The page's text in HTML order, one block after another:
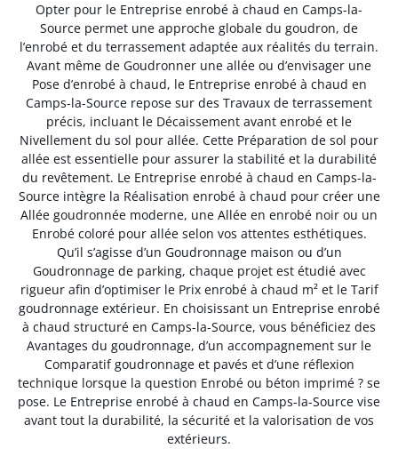
Opter pour le Entreprise enrobé à chaud en Camps-la-
Source permet une approche globale du goudron, de
l’enrobé et du terrassement adaptée aux réalités du terrain.
Avant même de Goudronner une allée ou d’envisager une
Pose d’enrobé à chaud, le Entreprise enrobé à chaud en
Camps-la-Source repose sur des Travaux de terrassement
précis, incluant le Décaissement avant enrobé et le
Nivellement du sol pour allée. Cette Préparation de sol pour
allée est essentielle pour assurer la stabilité et la durabilité
du revêtement. Le Entreprise enrobé à chaud en Camps-la-
Source intègre la Réalisation enrobé à chaud pour créer une
Allée goudronnée moderne, une Allée en enrobé noir ou un
Enrobé coloré pour allée selon vos attentes esthétiques.
Qu’il s’agisse d’un Goudronnage maison ou d’un
Goudronnage de parking, chaque projet est étudié avec
rigueur afin d’optimiser le Prix enrobé à chaud m² et le Tarif
goudronnage extérieur. En choisissant un Entreprise enrobé
à chaud structuré en Camps-la-Source, vous bénéficiez des
Avantages du goudronnage, d’un accompagnement sur le
Comparatif goudronnage et pavés et d’une réflexion
technique lorsque la question Enrobé ou béton imprimé ? se
pose. Le Entreprise enrobé à chaud en Camps-la-Source vise
avant tout la durabilité, la sécurité et la valorisation de vos
extérieurs.